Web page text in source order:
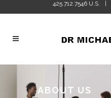
425.712.7546 U.S.
ABOUT US